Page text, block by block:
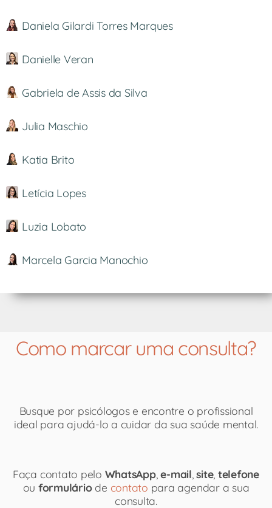
Daniela Gilardi Torres Marques
Danielle Veran
Gabriela de Assis da Silva
Julia Maschio
Katia Brito
Letícia Lopes
Luzia Lobato
Marcela Garcia Manochio
Como marcar uma consulta?
Busque por psicólogos e encontre o profissional
ideal para ajudá-lo a cuidar da sua saúde mental.
Faça contato pelo WhatsApp,e-mail ,site, telefone
ou formuláriode contato para agendar a sua
consulta.